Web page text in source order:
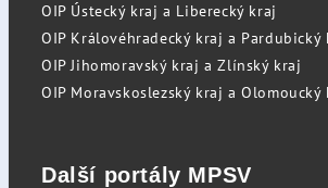
OIP Ústecký kraj a Liberecký kraj
OIP Královéhradecký kraj a Pardubický
OIP Jihomoravský kraj a Zlínský kraj
OIP Moravskoslezský kraj a Olomoucký
Další portály MPSV